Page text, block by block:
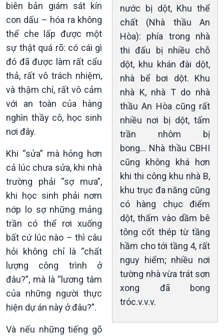
VOV1 đặc biệt
Thanh âm ký sự
Chân dung cuộc sống
Các chương trình đặc biệt
nước bị dột, Khu thể
chất (Nhà thầu An
Hòa): phía trong nhà
thi đấu bị nhiều chỗ
dột, khu khán đài dột,
nhà bể bơi dột. Khu
nhà K, nhà T do nhà
thầu An Hòa cũng rất
nhiều nơi bị dột, tấm
trần nhôm bị
bong… Nhà thầu CBHI
cũng không khá hơn
khi thi công khu nhà B,
khu trục đa năng cũng
có hàng chục điểm
dột, thấm vào dầm bê
tông cốt thép từ tầng
hầm cho tới tầng 4, rất
nguy hiểm; nhiều nơi
tường nhà vừa trát sơn
xong đã bong
tróc.v.v.v.
biên bản giám sát kín
con dấu – hóa ra không
thể che lấp được một
sự thật quá rõ: có cái gì
đó đã được làm rất cẩu
thả, rất vô trách nhiệm,
và thậm chí, rất vô cảm
với an toàn của hàng
nghìn thầy cô, học sinh
nơi đây.
Khi “sửa” mà hỏng hơn
cả lúc chưa sửa, khi nhà
trường phải “sợ mưa”,
khi học sinh phải nơm
nớp lo sợ những mảng
trần có thể rơi xuống
bất cứ lúc nào – thì câu
hỏi không chỉ là “chất
lượng công trình ở
đâu?”, mà là “lương tâm
của những người thực
hiện dự án này ở đâu?”.
Và nếu những tiếng gõ